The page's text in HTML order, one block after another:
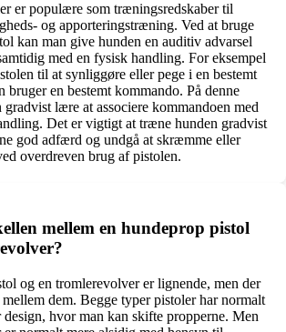
er populære som træningsredskaber til
og apporteringstræning. Ved at bruge
kan man give hunden en auditiv advarsel
med en fysisk handling. For eksempel
til at synliggøre eller pege i en bestemt
bruger en bestemt kommando. På denne
gradvist lære at associere kommandoen med
Det er vigtigt at træne hunden gradvist
god adfærd og undgå at skræmme eller
overdreven brug af pistolen.
mellem en hundeprop pistol
og en tromlerevolver er lignende, men der
dem. Begge typer pistoler har normalt
hvor man kan skifte propperne. Men